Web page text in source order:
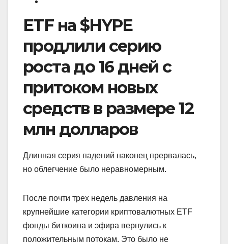
ETF на $HYPE
продлили серию
роста до 16 дней с
притоком новых
средств в размере 12
млн долларов
Длинная серия падений наконец прервалась,
но облегчение было неравномерным.
После почти трех недель давления на
крупнейшие категории криптовалютных ETF
фонды биткоина и эфира вернулись к
положительным потокам. Это было не